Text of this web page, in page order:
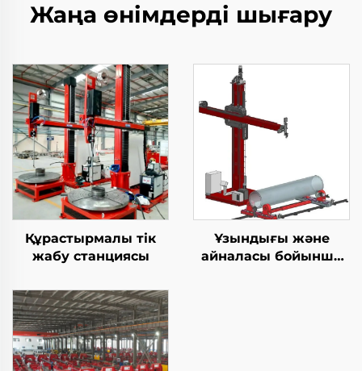
Жаңа өнімдерді шығару
Құрастырмалы тік
жабу станциясы
Ұзындығы және
айналасы бойынша